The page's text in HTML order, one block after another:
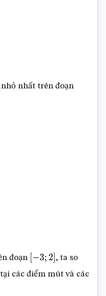
nhất trên đoạn
đoạn [ 3;2] , ta so
các điểm mút và các